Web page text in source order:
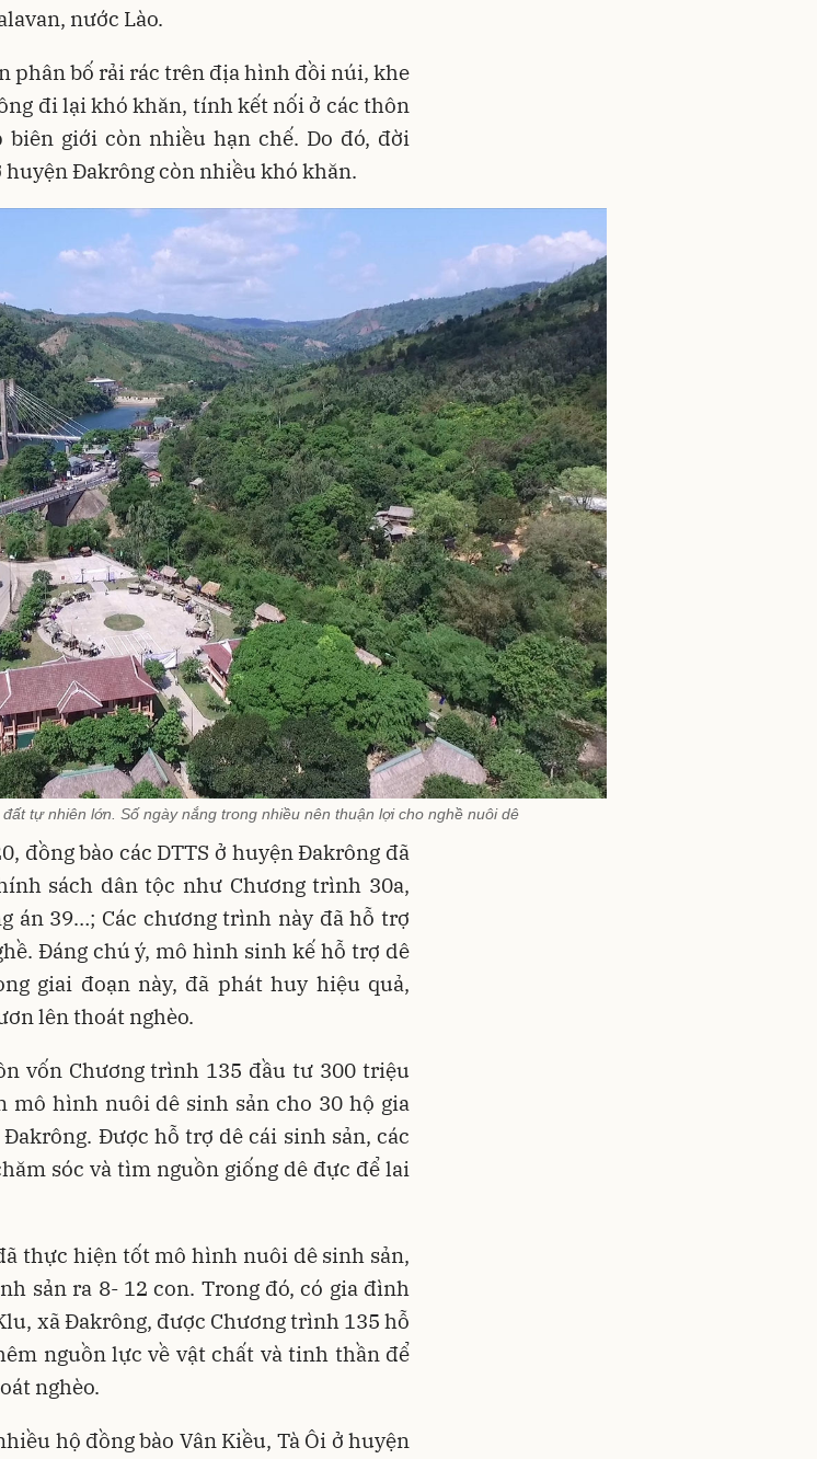
nước Lào.
phân bố rải rác trên địa hình đồi núi, khe
đi lại khó khăn, tính kết nối ở các thôn
biên giới còn nhiều hạn chế. Do đó, đời
huyện Đakrông còn nhiều khó khăn.
tự nhiên lớn. Số ngày nắng trong nhiều nên thuận lợi cho nghề nuôi dê
đồng bào các DTTS ở huyện Đakrông đã
sách dân tộc như Chương trình 30a,
án 39…; Các chương trình này đã hỗ trợ
Đáng chú ý, mô hình sinh kế hỗ trợ dê
giai đoạn này, đã phát huy hiệu quả,
lên thoát nghèo.
vốn Chương trình 135 đầu tư 300 triệu
mô hình nuôi dê sinh sản cho 30 hộ gia
Được hỗ trợ dê cái sinh sản, các
sóc và tìm nguồn giống dê đực để lai
thực hiện tốt mô hình nuôi dê sinh sản,
sản ra 8- 12 con. Trong đó, có gia đình
xã Đakrông, được Chương trình 135 hỗ
nguồn lực về vật chất và tinh thần để
nghèo.
hộ đồng bào Vân Kiều, Tà Ôi ở huyện